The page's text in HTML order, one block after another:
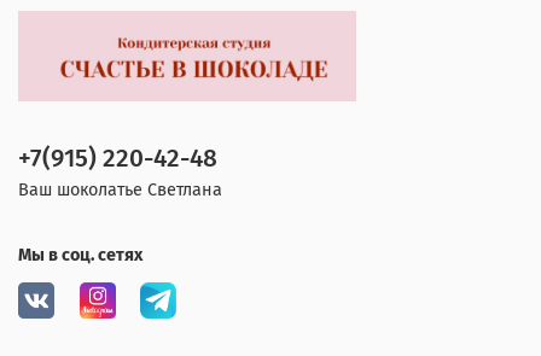
+7(915) 220-42-48
Ваш шоколатье Светлана
Мы в соц. сетях